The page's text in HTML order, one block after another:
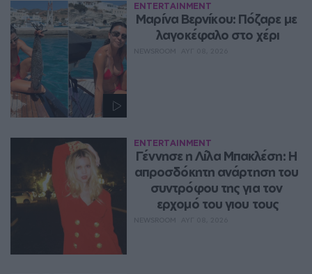
ENTERTAINMENT
Μαρίνα Βερνίκου: Πόζαρε με
λαγοκέφαλο στο χέρι
ENTERTAINMENT
Γέννησε η Λίλα Μπακλέση: Η
απροσδόκητη ανάρτηση του
συντρόφου της για τον
ερχομό του γιου τους